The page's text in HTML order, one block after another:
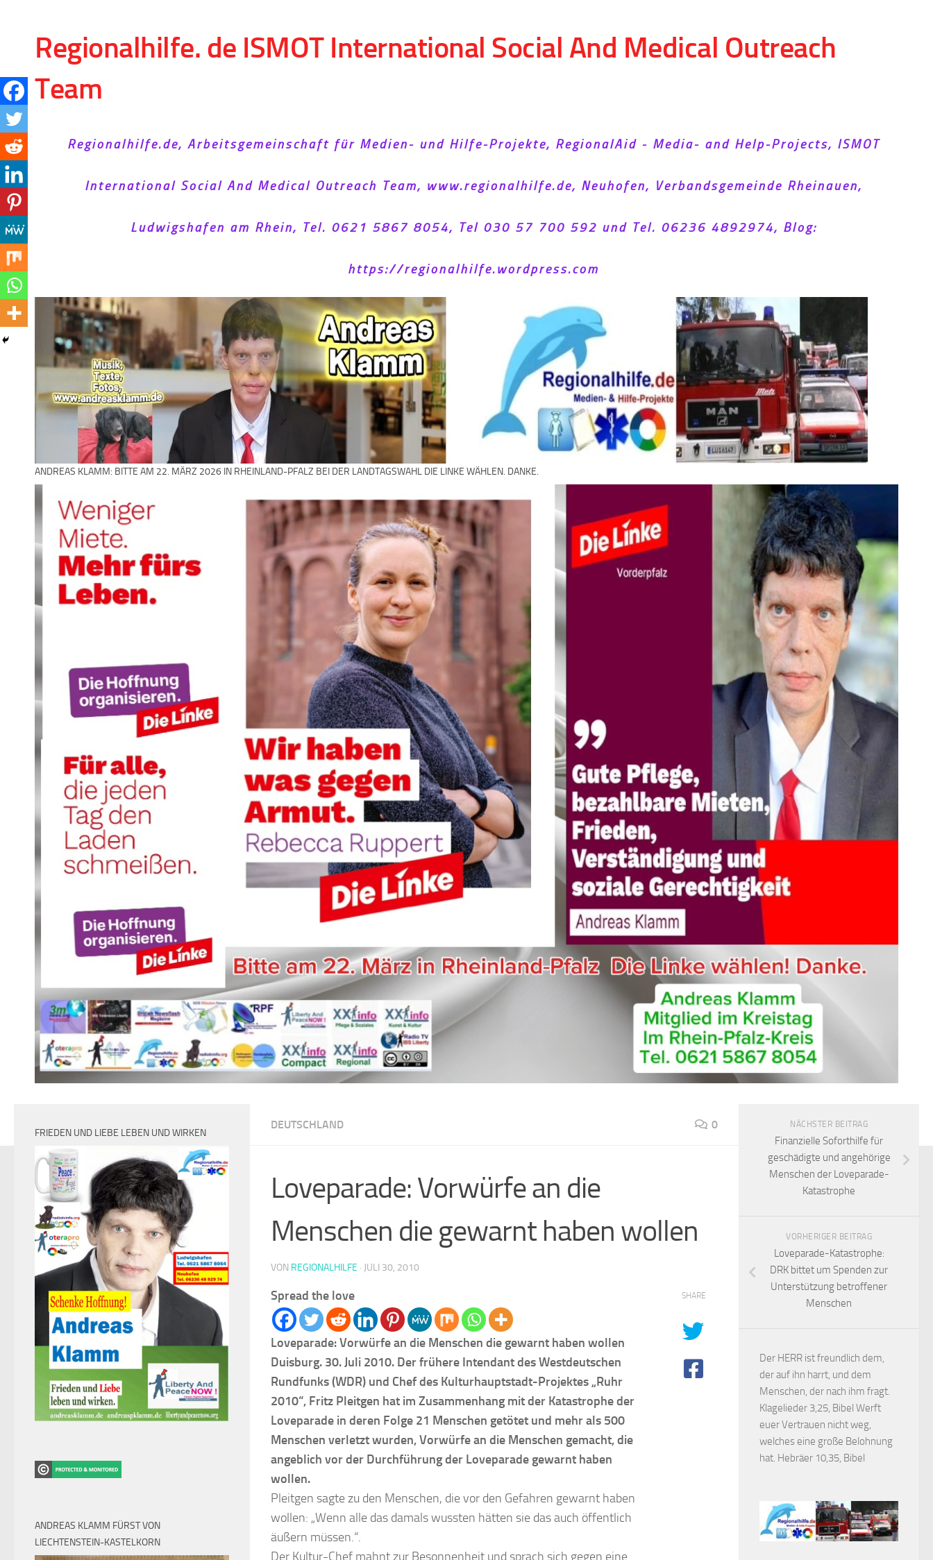
Regionalhilfe. de ISMOT International Social And Medical Outreach
Team
Regionalhilfe.de, Arbeitsgemeinschaft für Medien- und Hilfe-Projekte, RegionalAid - Media- and Help-Projects, ISMOT
International Social And Medical Outreach Team, www.regionalhilfe.de, Neuhofen, Verbandsgemeinde Rheinauen,
Ludwigshafen am Rhein, Tel. 0621 5867 8054, Tel 030 57 700 592 und Tel. 06236 4892974, Blog:
https://regionalhilfe.wordpress.com
ANDREAS KLAMM: BITTE AM 22. MÄRZ 2026 IN RHEINLAND-PFALZ BEI DER LANDTAGSWAHL DIE LINKE WÄHLEN. DANKE.
DEUTSCHLAND 0
Loveparade: Vorwürfe an die
Menschen die gewarnt haben wollen
VON REGIONALHILFE · JULI 30, 2010
Spread the love
Loveparade: Vorwürfe an die Menschen die gewarnt haben wollen
Duisburg. 30. Juli 2010. Der frühere Intendant des Westdeutschen
Rundfunks (WDR) und Chef des Kulturhauptstadt-Projektes „Ruhr
2010“, Fritz Pleitgen hat im Zusammenhang mit der Katastrophe der
Loveparade in deren Folge 21 Menschen getötet und mehr als 500
Menschen verletzt wurden, Vorwürfe an die Menschen gemacht, die
angeblich vor der Durchführung der Loveparade gewarnt haben
wollen.
Pleitgen sagte zu den Menschen, die vor den Gefahren gewarnt haben
wollen: „Wenn alle das damals wussten hätten sie das auch öffentlich
äußern müssen.“.
Der Kultur-Chef mahnt zur Besonnenheit und sprach sich gegen eine
SHARE
FRIEDEN UND LIEBE LEBEN UND WIRKEN
ANDREAS KLAMM FÜRST VON
LIECHTENSTEIN-KASTELKORN
NÄCHSTER BEITRAG
Finanzielle Soforthilfe für
geschädigte und angehörige
Menschen der Loveparade-
Katastrophe
VORHERIGER BEITRAG
Loveparade-Katastrophe:
DRK bittet um Spenden zur
Unterstützung betroffener
Menschen
Der HERR ist freundlich dem,
der auf ihn harrt, und dem
Menschen, der nach ihm fragt.
Klagelieder 3,25, Bibel Werft
euer Vertrauen nicht weg,
welches eine große Belohnung
hat. Hebräer 10,35, Bibel